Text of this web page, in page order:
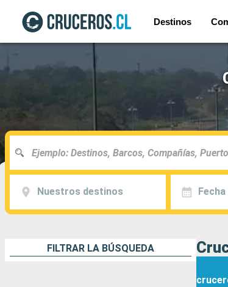
Destinos
Nuestros destinos
FILTRAR LA BÚSQUEDA